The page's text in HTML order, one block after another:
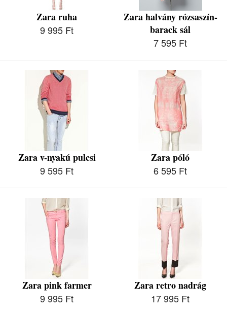
Zara ruha
9 995 Ft
Zara halvány rózsaszín-
barack sál
7 595 Ft
Zara v-nyakú pulcsi
9 595 Ft
Zara póló
6 595 Ft
Zara pink farmer
9 995 Ft
Zara retro nadrág
17 995 Ft